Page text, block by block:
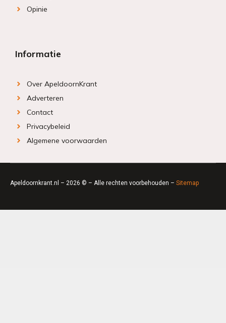
Opinie
Informatie
Over ApeldoornKrant
Adverteren
Contact
Privacybeleid
Algemene voorwaarden
Apeldoornkrant.nl – 2026 © – Alle rechten voorbehouden – Sitemap